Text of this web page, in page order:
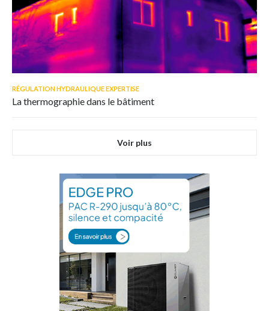
RÉGULATION HYDRAULIQUE EXPERTISE
La thermographie dans le bâtiment
Voir plus